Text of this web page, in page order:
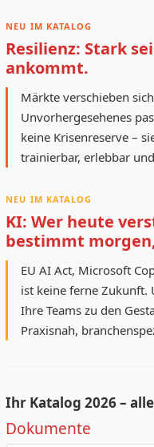
NEU IM KATALOG
Resilienz: Stark
ankommt.
Märkte verschieben
Unvorhergesehenes
keine Krisenreserve –
trainierbar, erlebbar
NEU IM KATALOG
KI: Wer heute
bestimmt
EU AI Act, Microsoft
ist keine ferne Zukunft.
Ihre Teams zu den
Praxisnah,
Ihr Katalog 2026 –
Dokumente